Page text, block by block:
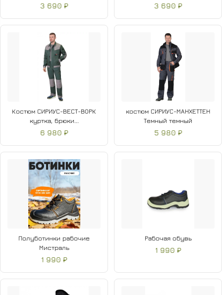
3 690 ₽ 3 690 ₽
Костюм СИРИУС-ВЕСТ-ВОРК
куртка, брюки...
6 980 ₽
костюм СИРИУС-МАНХЕТТЕН
Темный темный
5 980 ₽
Полуботинки рабочие
Мистраль
1 990 ₽
Рабочая обувь
1 990 ₽